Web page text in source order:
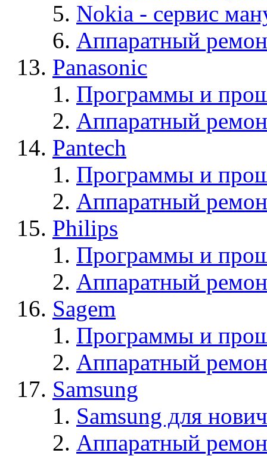
Nokia - cервис
Аппаратный
Panasonic
Программы и
Аппаратный
Pantech
Программы и
Аппаратный
Philips
Программы и
Аппаратный
Sagem
Программы и
Аппаратный
Samsung
Samsung для
Аппаратный